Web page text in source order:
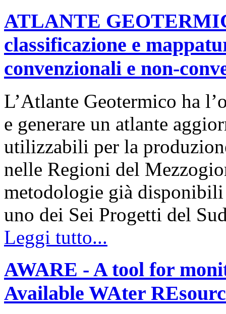
ATLANTE
classificazione e
convenzionali e non-
L’Atlante Geotermico ha
e generare un atlante
utilizzabili per la
nelle Regioni del
metodologie già
uno dei Sei Progetti del
Leggi tutto...
AWARE - A tool for
Available WAter